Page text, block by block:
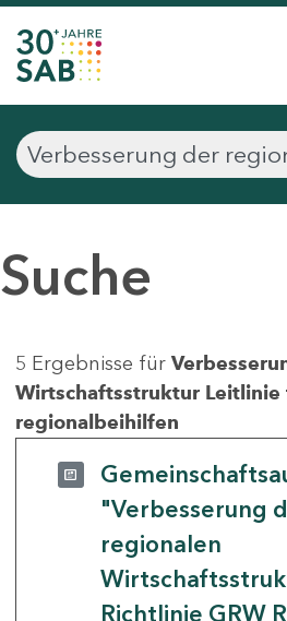
Suche
5 Ergebnisse für
Wirtschaftsstruktur Leitlinie
regionalbeihilfen
"Verbesserung
regionalen
Richtlinie GRW